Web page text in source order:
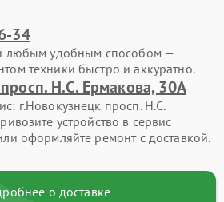
34
любым удобным способом —
техники быстро и аккуратно.
Н.С. Ермакова, 30А
г.Новокузнецк просп. Н.С.
устройство в сервис
оформляйте ремонт с доставкой.
о доставке